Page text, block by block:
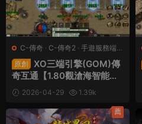
C-傳奇 · C-傳奇2 · 手遊服務端·
端遊服務端
原創
XO三端引擎(GOM)傳
奇互通【1.80觀滄海智能假
人合擊版】Win一鍵服務端
+安卓蘋果雙端+視頻架設教
程
2026-04-29
1.39k
薦